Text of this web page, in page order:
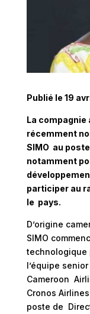
Publié le 19
La
récemment
SIMO au
notamment
participer au
le pays.
D’origine
SIMO
technologique
l’équipe
Cameroon
Cronos
poste de